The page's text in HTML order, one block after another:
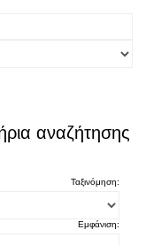
αναζήτησης
Ταξινόμηση:
Εμφάνιση: